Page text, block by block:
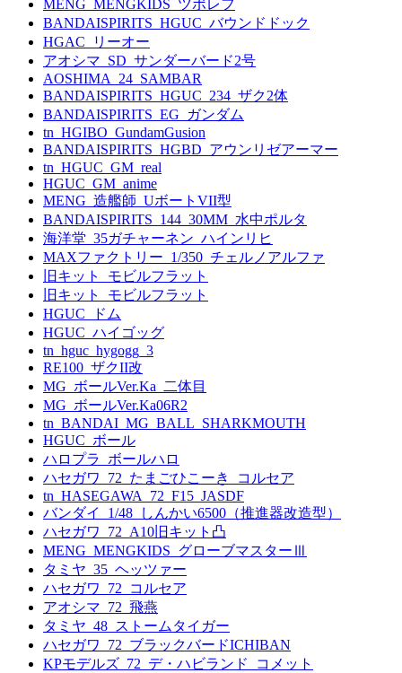
MENG_MENGKIDS_ツポレフ
BANDAISPIRITS_HGUC_バウンドドック
HGAC_リーオー
アオシマ_SD_サンダーバード2号
AOSHIMA_24_SAMBAR
BANDAISPIRITS_HGUC_234_ザク2体
BANDAISPIRITS_EG_ガンダム
tn_HGIBO_GundamGusion
BANDAISPIRITS_HGBD_アウンリゼアーマー
tn_HGUC_GM_real
HGUC_GM_anime
MENG_造艦師_UボートVII型
BANDAISPIRITS_144_30MM_水中ポルタ
海洋堂_35ガチャーネン_ハインリヒ
MAXファクトリー_1/350_チェルノアルファ
旧キット_モビルフラット
旧キット_モビルフラット
HGUC_ドム
HGUC_ハイゴッグ
tn_hguc_hygogg_3
RE100_ザクII改
MG_ボールVer.Ka_二体目
MG_ボールVer.Ka06R2
tn_BANDAI_MG_BALL_SHARKMOUTH
HGUC_ボール
ハロプラ_ボールハロ
ハセガワ_72_たまごひこーき_コルセア
tn_HASEGAWA_72_F15_JASDF
バンダイ_1/48_しんかい6500（推進器改造型）
ハセガワ_72_A10旧キット凸
MENG_MENGKIDS_グローブマスターⅢ
タミヤ_35_ヘッツァー
ハセガワ_72_コルセア
アオシマ_72_飛燕
タミヤ_48_ストームタイガー
ハセガワ_72_ブラックバードICHIBAN
KPモデルズ_72_デ・ハビランド_コメット